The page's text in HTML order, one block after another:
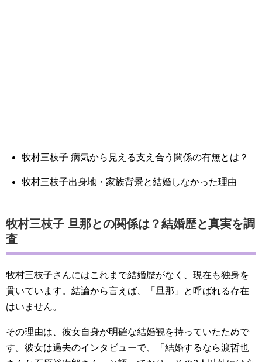
牧村三枝子 病気から見える支え合う関係の有無とは？
牧村三枝子出身地・家族背景と結婚しなかった理由
牧村三枝子 旦那との関係は？結婚歴と真実を調
査
牧村三枝子さんにはこれまで結婚歴がなく、現在も独身を
貫いています。結論から言えば、「旦那」と呼ばれる存在
はいません。
その理由は、彼女自身が明確な結婚観を持っていたためで
す。彼女は過去のインタビューで、「結婚するなら渡哲也